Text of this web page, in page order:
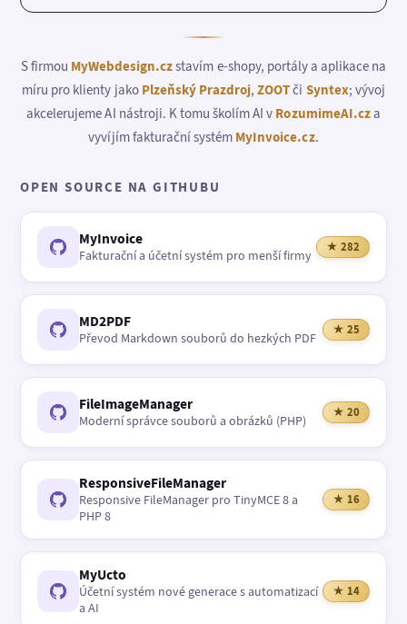
S firmou MyWebdesign.czstavím e-shopy, portály a aplikace na
míru pro klienty jako Plzeňský Prazdroj,ZOOTči Syntex; vývoj
akcelerujeme AI nástroji. K tomu školím AI v RozumimeAI.cza
vyvíjím fakturační systém MyInvoice.cz.
OPEN SOURCE NA GITHUBU
MyInvoice
Fakturační a účetní systém pro menší firmy
★ 282
MD2PDF
Převod Markdown souborů do hezkých PDF
★ 25
FileImageManager
Moderní správce souborů a obrázků (PHP)
★ 20
ResponsiveFileManager
Responsive FileManager pro TinyMCE 8 a
PHP 8
★ 16
MyUcto
Účetní systém nové generace s automatizací
a AI
★ 14